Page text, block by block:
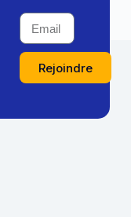
Rejoindre